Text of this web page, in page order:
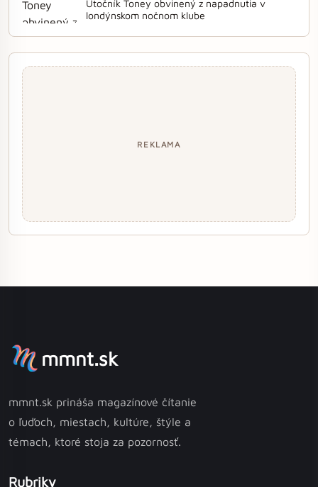
Útočník Toney obvinený z napadnutia v
londýnskom nočnom klube
REKLAMA
mmnt.sk
mmnt.sk prináša magazínové čítanie
o ľuďoch, miestach, kultúre, štýle a
témach, ktoré stoja za pozornosť.
Rubriky